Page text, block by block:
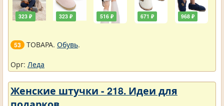
323 ₽ 323 ₽ 516 ₽ 671 ₽ 968 ₽
53 ТОВАРА. Обувь.
Орг: Леда
Женские штучки - 218. Идеи для